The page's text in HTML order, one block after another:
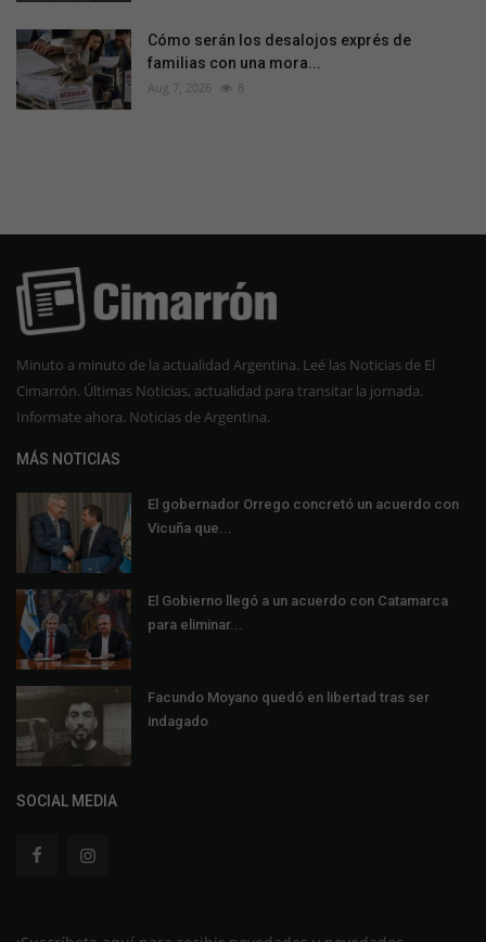
Cómo serán los desalojos exprés de
familias con una mora...
Aug 7, 2026 8
Minuto a minuto de la actualidad Argentina. Leé las Noticias de El
Cimarrón. Últimas Noticias, actualidad para transitar la jornada.
Informate ahora. Noticias de Argentina.
MÁS NOTICIAS
El gobernador Orrego concretó un acuerdo con
Vicuña que...
El Gobierno llegó a un acuerdo con Catamarca
para eliminar...
Facundo Moyano quedó en libertad tras ser
indagado
SOCIAL MEDIA